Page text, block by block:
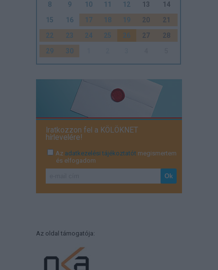
8
9 10 11 12 13
14
15
16 17 18 19 20
21
22
23 24 25 26 27
28
29
30
Iratkozzon fel a KÖLÖKNET
hírlevelére!
Az adatkezelési tájékoztatót megismertem
és elfogadom
Az oldal támogatója: